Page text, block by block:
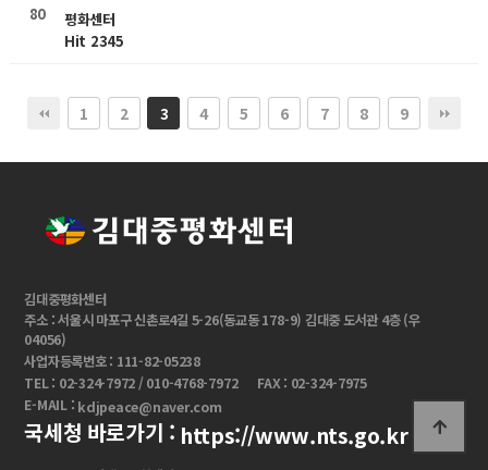
80
평화센터
Hit 2345
1 2 3 4 5 6 7 8 9
김대중평화센터
주소 : 서울시 마포구 신촌로4길 5-26(동교동 178-9) 김대중 도서관 4층 (우
04056)
사업자등록번호 : 111-82-05238
TEL : 02-324-7972 / 010-4768-7972
FAX : 02-324-7975
E-MAIL : kdjpeace@naver.com
국세청 바로가기 : https://www.nts.go.kr